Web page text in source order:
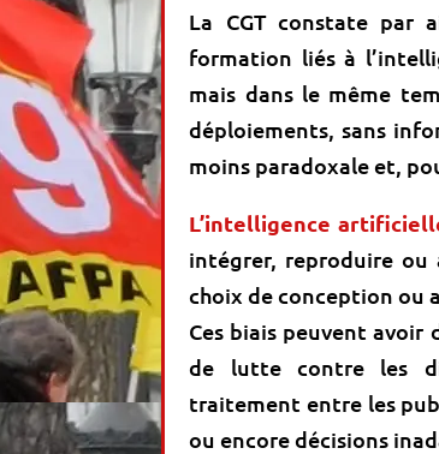
La CGT constate par
formation liés à
mais dans le même
déploiements, sans
moins paradoxale et,
L’intelligence
intégrer, reproduire ou
choix de conception ou
Ces biais peuvent avoir
de lutte contre les
traitement entre les
ou encore décisions